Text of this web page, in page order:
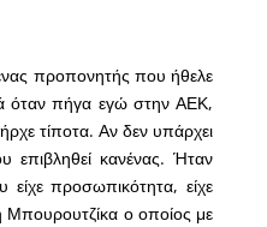
προπονητής που ήθελε
όταν πήγα εγώ στην ΑΕΚ,
τίποτα. Αν δεν υπάρχει
επιβληθεί κανένας. Ήταν
προσωπικότητα, είχε
Μπουρουτζίκα ο οποίος με